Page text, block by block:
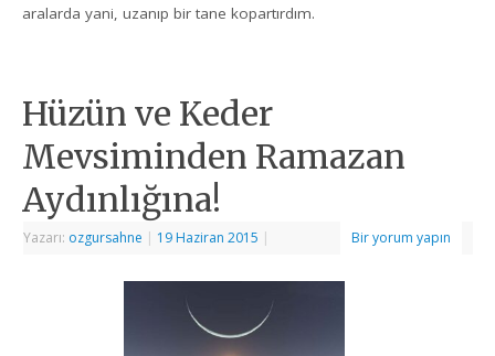
aralarda yani, uzanıp bir tane kopartırdım.
Hüzün ve Keder
Mevsiminden Ramazan
Aydınlığına!
Yazarı: ozgursahne | 19 Haziran 2015 | Bir yorum yapın